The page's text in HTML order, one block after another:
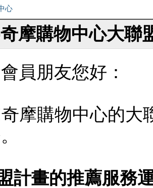
摩購物中心大聯
員朋友您好：
摩購物中心的大
計畫的推薦服務